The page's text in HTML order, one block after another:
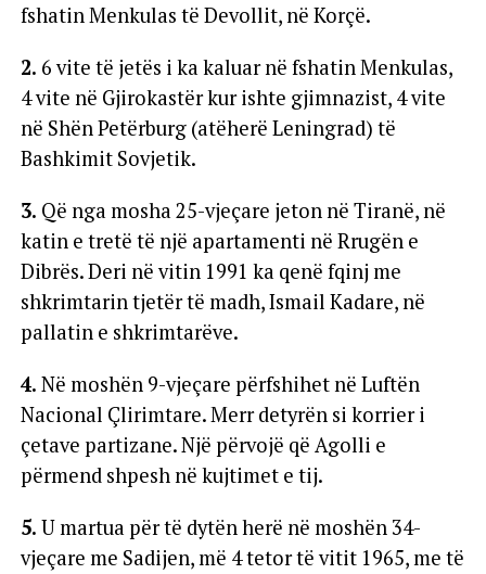
fshatin Menkulas të Devollit, në Korçë.
2. 6 vite të jetës i ka kaluar në fshatin Menkulas,
4 vite në Gjirokastër kur ishte gjimnazist, 4 vite
në Shën Petërburg (atëherë Leningrad) të
Bashkimit Sovjetik.
3. Që nga mosha 25-vjeçare jeton në Tiranë, në
katin e tretë të një apartamenti në Rrugën e
Dibrës. Deri në vitin 1991 ka qenë fqinj me
shkrimtarin tjetër të madh, Ismail Kadare, në
pallatin e shkrimtarëve.
4. Në moshën 9-vjeçare përfshihet në Luftën
Nacional Çlirimtare. Merr detyrën si korrier i
çetave partizane. Një përvojë që Agolli e
përmend shpesh në kujtimet e tij.
5. U martua për të dytën herë në moshën 34-
vjeçare me Sadijen, më 4 tetor të vitit 1965, me të